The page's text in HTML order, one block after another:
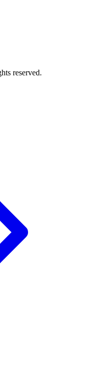
reserved.